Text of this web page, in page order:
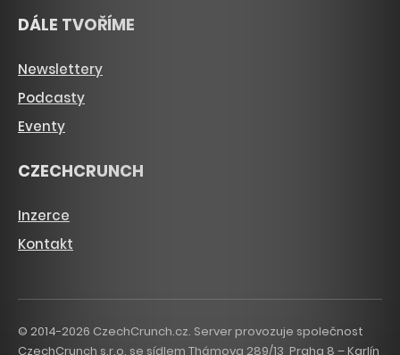
DÁLE TVOŘÍME
Newslettery
Podcasty
Eventy
CZECHCRUNCH
Inzerce
Kontakt
© 2014-2026 CzechCrunch.cz. Server provozuje společnost
CzechCrunch s.r.o. se sídlem Thámova 289/13, Praha 8 – Karlín,